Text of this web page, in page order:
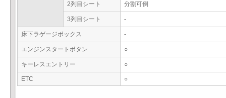
2列目シート 分割可倒
3列目シート -
床下ラゲージボックス -
エンジンスタートボタン ○
キーレスエントリー ○
ETC ○